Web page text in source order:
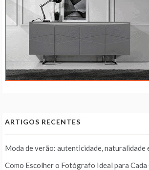
ARTIGOS RECENTES
Moda de verão: autenticidade, naturalidade
Como Escolher o Fotógrafo Ideal para Cada